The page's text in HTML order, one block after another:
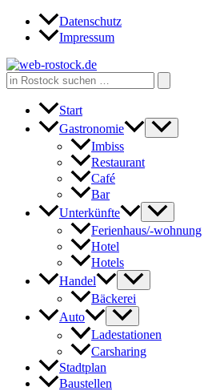
Zum
Inhalt
Datenschutz
Impressum
Search
for:
Start
Gastronomie
Imbiss
Restaurant
Café
Bar
Unterkünfte
Ferienhaus/-wohnung
Hotel
Hotels
Handel
Bäckerei
Auto
Ladestationen
Carsharing
Stadtplan
Baustellen